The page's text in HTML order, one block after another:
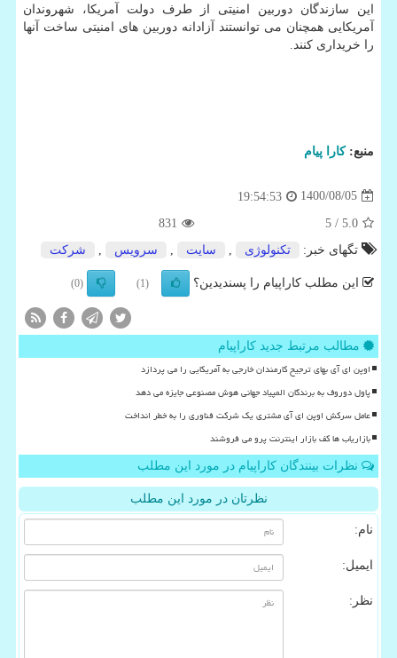
این سازندگان دوربین امنیتی از طرف دولت آمریکا، شهروندان
آمریکایی همچنان می توانستند آزادانه دوربین های امنیتی ساخت آنها
را خریداری کنند.
منبع:كارا پیام
1400/08/05
19:54:53
5.0
/ 5
831
تگهای خبر:
تكنولوژی سایت سرویس شركت
این مطلب کاراپیام را پسندیدین؟ (1)
(0)
مطالب مرتبط جدید کاراپیام
اوپن ای آی بهای ترجیح کارمندان خارجی به آمریکایی را می پردازد
پاول دوروف به برندگان المپیاد جهانی هوش مصنوعی جایزه می دهد
عامل سرکش اوپن ای آی مشتری یک شرکت فناوری را به خطر انداخت
بازاریاب ها کف بازار اینترنت پرو می فروشند
نظرات بینندگان کاراپیام در مورد این مطلب
نظرتان در مورد این مطلب
نام:
ایمیل:
نظر: